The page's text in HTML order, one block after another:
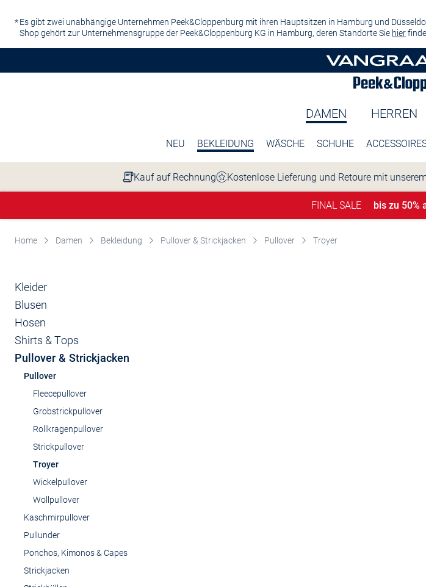
Es gibt zwei unabhängige Unternehmen Peek&Cloppenburg mit ihren Hauptsitzen in Hamburg und
Shop gehört zur Unternehmensgruppe der Peek&Cloppenburg KG in Hamburg, deren Standorte Sie hier
DAMEN HERREN
NEU BEKLEIDUNG WÄSCHE SCHUHE
Kauf auf Rechnung Kostenlose Lieferung und Retoure mit
FINAL SALE bis zu 50%
Home Damen Bekleidung Pullover & Strickjacken Pullover Troyer
Kleider
Blusen
Hosen
Shirts & Tops
Pullover & Strickjacken
Pullover
Fleecepullover
Grobstrickpullover
Rollkragenpullover
Strickpullover
Troyer
Wickelpullover
Wollpullover
Kaschmirpullover
Pullunder
Ponchos, Kimonos & Capes
Strickjacken